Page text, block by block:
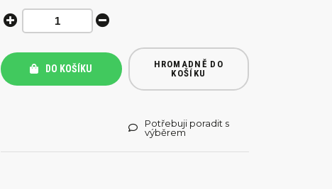
DO KOŠÍKU
HROMADNĚ DO
KOŠÍKU
Potřebuji poradit s
výběrem